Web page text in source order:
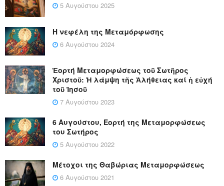
5 Αυγούστου 2025
Η νεφέλη της Μεταμόρφωσης
6 Αυγούστου 2024
Ἑορτή Μεταμορφώσεως τοῦ Σωτῆρος
Χριστοῦ: Ἡ λάμψη τῆς Ἀλήθειας καί ἡ εὐχή
τοῦ Ἰησοῦ
7 Αυγούστου 2023
6 Αυγούστου, Εορτή της Μεταμορφώσεως
του Σωτήρος
5 Αυγούστου 2022
Μέτοχοι της Θαβώριας Μεταμορφώσεως
6 Αυγούστου 2021